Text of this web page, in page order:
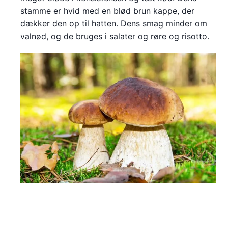
stamme er hvid med en blød brun kappe, der
dækker den op til hatten. Dens smag minder om
valnød, og de bruges i salater og røre og risotto.